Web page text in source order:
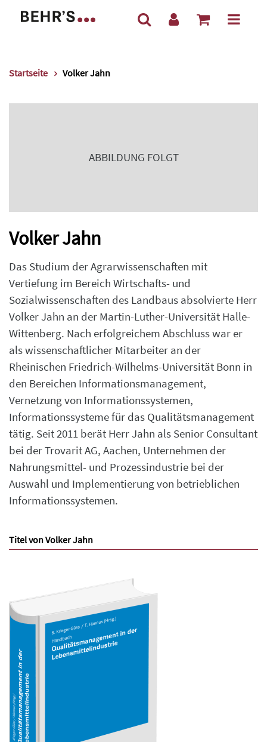
Startseite Volker Jahn
ABBILDUNG FOLGT
Volker Jahn
Das Studium der Agrarwissenschaften mit
Vertiefung im Bereich Wirtschafts- und
Sozialwissenschaften des Landbaus absolvierte Herr
Volker Jahn an der Martin-Luther-Universität Halle-
Wittenberg. Nach erfolgreichem Abschluss war er
als wissenschaftlicher Mitarbeiter an der
Rheinischen Friedrich-Wilhelms-Universität Bonn in
den Bereichen Informationsmanagement,
Vernetzung von Informationssystemen,
Informationssysteme für das Qualitätsmanagement
tätig. Seit 2011 berät Herr Jahn als Senior Consultant
bei der Trovarit AG, Aachen, Unternehmen der
Nahrungsmittel- und Prozessindustrie bei der
Auswahl und Implementierung von betrieblichen
Informationssystemen.
Titel von Volker Jahn